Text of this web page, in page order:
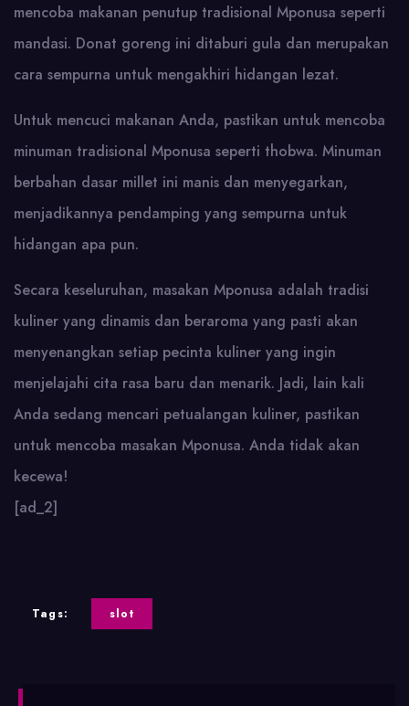
mencoba makanan penutup tradisional Mponusa seperti
mandasi. Donat goreng ini ditaburi gula dan merupakan
cara sempurna untuk mengakhiri hidangan lezat.
Untuk mencuci makanan Anda, pastikan untuk mencoba
minuman tradisional Mponusa seperti thobwa. Minuman
berbahan dasar millet ini manis dan menyegarkan,
menjadikannya pendamping yang sempurna untuk
hidangan apa pun.
Secara keseluruhan, masakan Mponusa adalah tradisi
kuliner yang dinamis dan beraroma yang pasti akan
menyenangkan setiap pecinta kuliner yang ingin
menjelajahi cita rasa baru dan menarik. Jadi, lain kali
Anda sedang mencari petualangan kuliner, pastikan
untuk mencoba masakan Mponusa. Anda tidak akan
kecewa!
[ad_2]
Tags: slot